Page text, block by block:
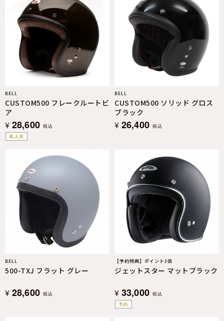
再入荷
BELL
CUSTOM500 フレークルートビ
ア
¥ 28,600 税込
BELL
CUSTOM500 ソリッド グロス
ブラック
¥ 26,400 税込
BELL
500-TXJ フラット グレー
¥ 28,600 税込
予約
【予約特典】ポイント3倍
ジェットスター マットブラック
¥ 33,000 税込